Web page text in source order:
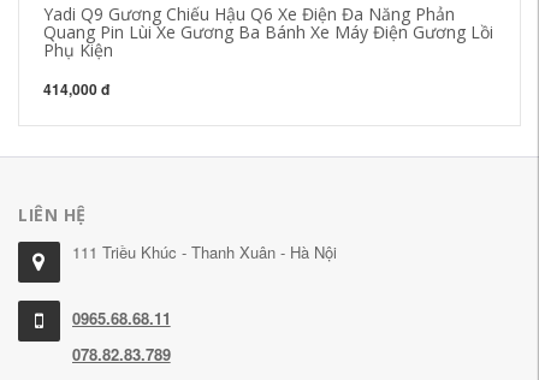
Yadi Q9 Gương Chiếu Hậu Q6 Xe Điện Đa Năng Phản
Quang Pin Lùi Xe Gương Ba Bánh Xe Máy Điện Gương Lồi
Phụ Kiện
414,000 đ
LIÊN HỆ
111 Triều Khúc - Thanh Xuân - Hà Nội
0965.68.68.11
078.82.83.789